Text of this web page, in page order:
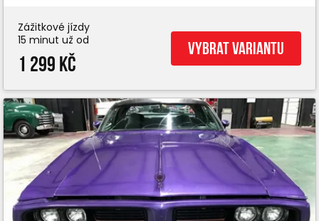
Zážitkové jízdy
15 minut už od
1 299 Kč
Vybrat variantu